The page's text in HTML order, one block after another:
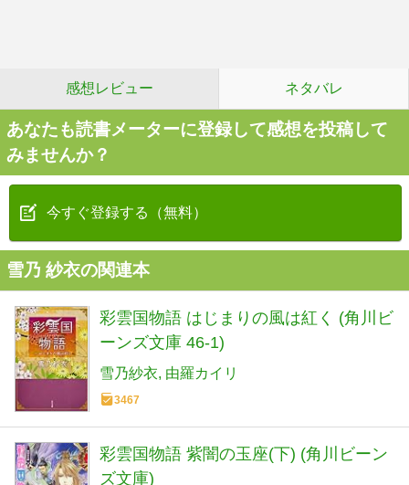
感想レビュー ネタバレ
あなたも読書メーターに登録して感想を投稿して
みませんか？
今すぐ登録する（無料）
雪乃 紗衣の関連本
彩雲国物語 はじまりの風は紅く (角川ビ
ーンズ文庫 46-1)
雪乃紗衣 由羅カイリ
3467
彩雲国物語 紫闇の玉座(下) (角川ビーン
ズ文庫)